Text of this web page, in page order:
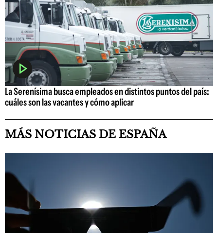
La Serenísima busca empleados en distintos puntos del país:
cuáles son las vacantes y cómo aplicar
MÁS NOTICIAS DE ESPAÑA